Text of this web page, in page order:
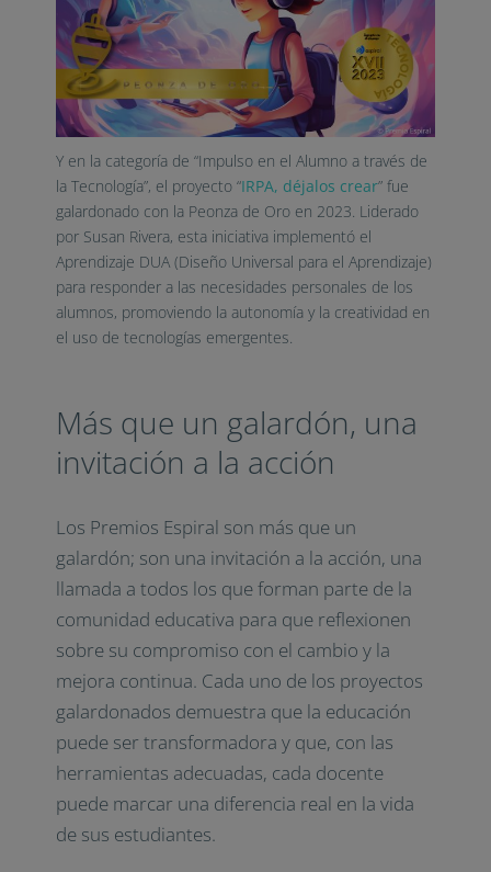
Y en la categoría de “Impulso en el Alumno a través de
la Tecnología”, el proyecto “IRPA, déjalos crear” fue
galardonado con la Peonza de Oro en 2023. Liderado
por Susan Rivera, esta iniciativa implementó el
Aprendizaje DUA (Diseño Universal para el Aprendizaje)
para responder a las necesidades personales de los
alumnos, promoviendo la autonomía y la creatividad en
el uso de tecnologías emergentes.
Más que un galardón, una
invitación a la acción
Los Premios Espiral son más que un
galardón; son una invitación a la acción, una
llamada a todos los que forman parte de la
comunidad educativa para que reflexionen
sobre su compromiso con el cambio y la
mejora continua. Cada uno de los proyectos
galardonados demuestra que la educación
puede ser transformadora y que, con las
herramientas adecuadas, cada docente
puede marcar una diferencia real en la vida
de sus estudiantes.